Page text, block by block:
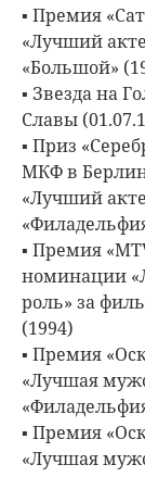
▪ Премия
«Лучший
«Большой»
▪ Звезда на
Славы
▪ Приз
МКФ в
«Лучший
▪ Премия
номинации
роль» за
(1994)
▪ Премия
«Лучшая
▪ Премия
«Лучшая